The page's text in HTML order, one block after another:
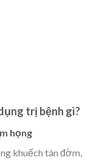
trị bệnh gì?
họng
khuếch tán đờm,